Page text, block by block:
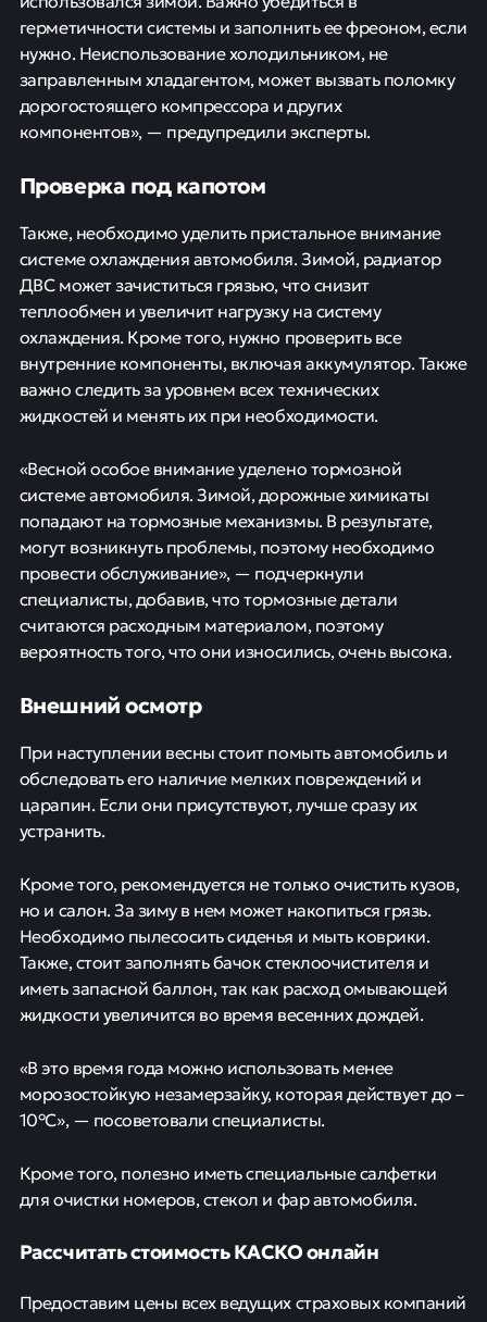
герметичности системы и заполнить ее фреоном, если
нужно. Неиспользование холодильником, не
заправленным хладагентом, может вызвать поломку
дорогостоящего компрессора и других
компонентов», — предупредили эксперты.
Проверка под капотом
Также, необходимо уделить пристальное внимание
системе охлаждения автомобиля. Зимой, радиатор
ДВС может зачиститься грязью, что снизит
теплообмен и увеличит нагрузку на систему
охлаждения. Кроме того, нужно проверить все
внутренние компоненты, включая аккумулятор. Также
важно следить за уровнем всех технических
жидкостей и менять их при необходимости.
«Весной особое внимание уделено тормозной
системе автомобиля. Зимой, дорожные химикаты
попадают на тормозные механизмы. В результате,
могут возникнуть проблемы, поэтому необходимо
провести обслуживание», — подчеркнули
специалисты, добавив, что тормозные детали
считаются расходным материалом, поэтому
вероятность того, что они износились, очень высока.
Внешний осмотр
При наступлении весны стоит помыть автомобиль и
обследовать его наличие мелких повреждений и
царапин. Если они присутствуют, лучше сразу их
устранить.
Кроме того, рекомендуется не только очистить кузов,
но и салон. За зиму в нем может накопиться грязь.
Необходимо пылесосить сиденья и мыть коврики.
Также, стоит заполнять бачок стеклоочистителя и
иметь запасной баллон, так как расход омывающей
жидкости увеличится во время весенних дождей.
«В это время года можно использовать менее
морозостойкую незамерзайку, которая действует до –
10°С», — посоветовали специалисты.
Кроме того, полезно иметь специальные салфетки
для очистки номеров, стекол и фар автомобиля.
Рассчитать стоимость КАСКО онлайн
Предоставим цены всех ведущих страховых компаний